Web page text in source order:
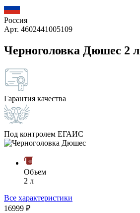
Россия
Арт. 4602441005109
Черноголовка Дюшес 2 л
Гарантия качества
Под контролем ЕГАИС
Объем
2 л
Все характеристики
16999 ₽